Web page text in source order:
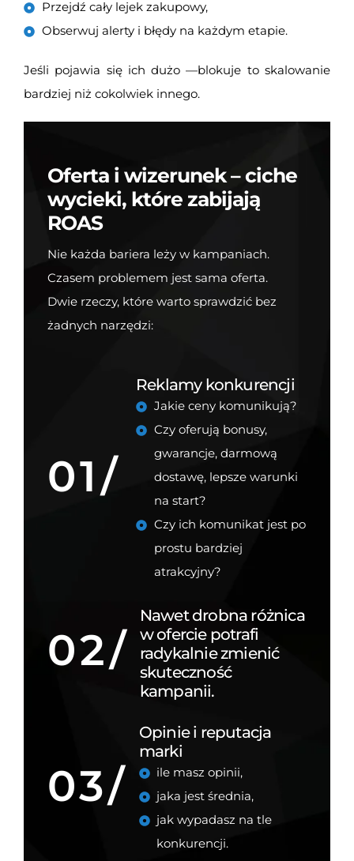
Przejdź cały lejek zakupowy,
Obserwuj alerty i błędy na każdym etapie.
Jeśli pojawia się ich dużo —blokuje to skalowanie
bardziej niż cokolwiek innego.
Oferta i wizerunek – ciche
wycieki, które zabijają
ROAS
Nie każda bariera leży w kampaniach.
Czasem problemem jest sama oferta.
Dwie rzeczy, które warto sprawdzić bez
żadnych narzędzi:
01/
Reklamy konkurencji
Jakie ceny komunikują?
Czy oferują bonusy,
gwarancje, darmową
dostawę, lepsze warunki
na start?
Czy ich komunikat jest po
prostu bardziej
atrakcyjny?
02/
Nawet drobna różnica
w ofercie potrafi
radykalnie zmienić
skuteczność
kampanii.
03/
Opinie i reputacja
marki
ile masz opinii,
jaka jest średnia,
jak wypadasz na tle
konkurencji.